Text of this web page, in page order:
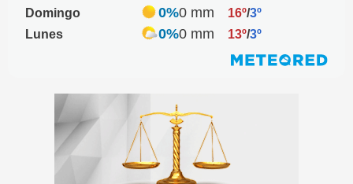
Domingo
0%0 mm 16º/3º
Lunes
0%0 mm 13º/3º